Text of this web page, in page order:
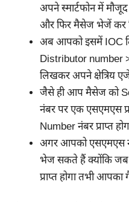
अपने स्मार्टफोन में
और फिर मैसेज भेजें कर
अब आपको इसमें IOC
Distributor number
लिखकर अपने क्षेत्रिय
जैसे ही आप मैसेज को
नंबर पर एक एसएमएस
Number नंबर प्राप्त
अगर आपको एसएमएस
भेज सकते हैं क्योंकि जब
प्राप्त होगा तभी